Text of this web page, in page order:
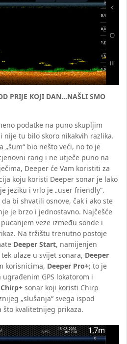
PRIJE KOJI DAN…NAŠLI SMO
podatke na puno skupljim
nije tu bilo skoro nikakvih razlika.
„šum“ bio nešto veći, no to je
rang i ne utječe puno na
Deeper će Vam koristiti za
koju koristi Deeper sonar je lako
jeziku i vrlo je „user friendly“.
bi shvatili osnove, čak i ako ste
je brzo i jednostavno. Najčešće
veze između sonde i
Na tržištu trenutno postoje
Deeper Start, namijenjen
ulaze u svijet sonara, Deeper
korisnicima, Deeper Pro+; to je
GPS lokatorom i
sonar koji koristi Chirp
„slušanja“ svega ispod
što kvalitetnijeg prikaza.